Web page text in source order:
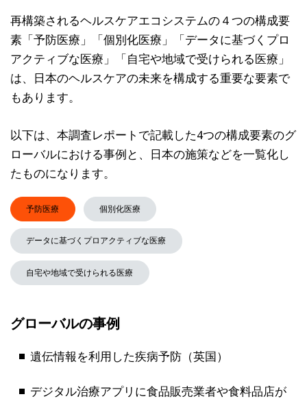
再構築されるヘルスケアエコシステムの４つの構成要
素「予防医療」「個別化医療」「データに基づくプロ
アクティブな医療」「自宅や地域で受けられる医療」
は、日本のヘルスケアの未来を構成する重要な要素で
もあります。
以下は、本調査レポートで記載した4つの構成要素のグ
ローバルにおける事例と、日本の施策などを一覧化し
たものになります。
予防医療 個別化医療
データに基づくプロアクティブな医療
自宅や地域で受けられる医療
グローバルの事例
遺伝情報を利用した疾病予防（英国）
デジタル治療アプリに食品販売業者や食料品店が